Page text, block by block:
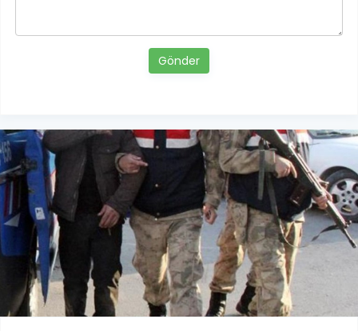
Gönder